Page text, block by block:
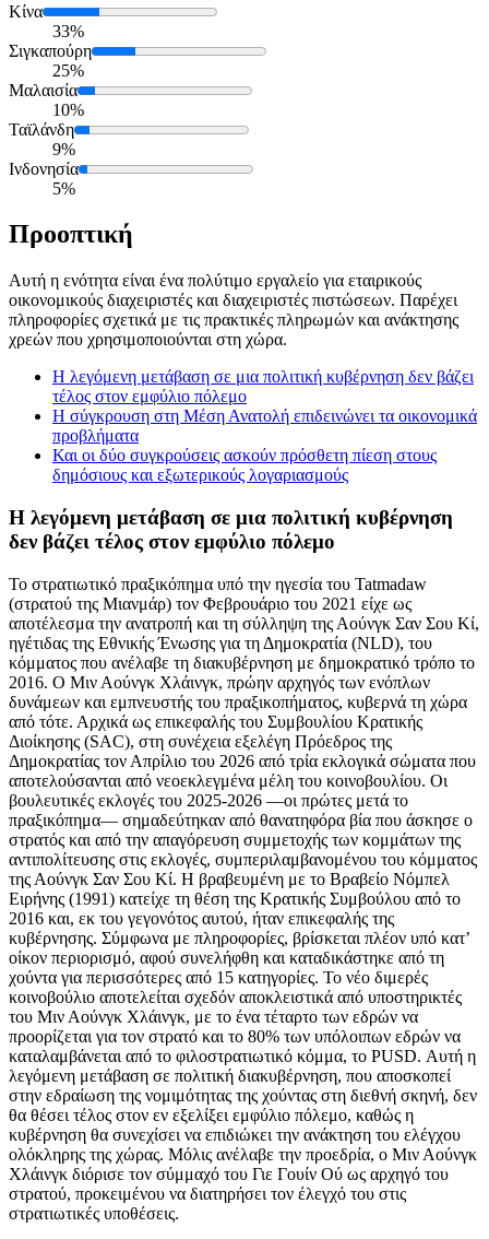
Κίνα
33%
Σιγκαπούρη
25%
Μαλαισία
10%
Ταϊλάνδη
9%
Ινδονησία
5%
Προοπτική
Αυτή η ενότητα είναι ένα πολύτιμο εργαλείο για εταιρικούς
οικονομικούς διαχειριστές και διαχειριστές πιστώσεων. Παρέχει
πληροφορίες σχετικά με τις πρακτικές πληρωμών και ανάκτησης
χρεών που χρησιμοποιούνται στη χώρα.
Η λεγόμενη μετάβαση σε μια πολιτική κυβέρνηση δεν βάζει
τέλος στον εμφύλιο πόλεμο
Η σύγκρουση στη Μέση Ανατολή επιδεινώνει τα οικονομικά
προβλήματα
Και οι δύο συγκρούσεις ασκούν πρόσθετη πίεση στους
δημόσιους και εξωτερικούς λογαριασμούς
Η λεγόμενη μετάβαση σε μια πολιτική κυβέρνηση
δεν βάζει τέλος στον εμφύλιο πόλεμο
Το στρατιωτικό πραξικόπημα υπό την ηγεσία του Tatmadaw
(στρατού της Μιανμάρ) τον Φεβρουάριο του 2021 είχε ως
αποτέλεσμα την ανατροπή και τη σύλληψη της Αούνγκ Σαν Σου Κί,
ηγέτιδας της Εθνικής Ένωσης για τη Δημοκρατία (NLD), του
κόμματος που ανέλαβε τη διακυβέρνηση με δημοκρατικό τρόπο το
2016. Ο Μιν Αούνγκ Χλάινγκ, πρώην αρχηγός των ενόπλων
δυνάμεων και εμπνευστής του πραξικοπήματος, κυβερνά τη χώρα
από τότε. Αρχικά ως επικεφαλής του Συμβουλίου Κρατικής
Διοίκησης (SAC), στη συνέχεια εξελέγη Πρόεδρος της
Δημοκρατίας τον Απρίλιο του 2026 από τρία εκλογικά σώματα που
αποτελούσανται από νεοεκλεγμένα μέλη του κοινοβουλίου. Οι
βουλευτικές εκλογές του 2025-2026 —οι πρώτες μετά το
πραξικόπημα— σημαδεύτηκαν από θανατηφόρα βία που άσκησε ο
στρατός και από την απαγόρευση συμμετοχής των κομμάτων της
αντιπολίτευσης στις εκλογές, συμπεριλαμβανομένου του κόμματος
της Αούνγκ Σαν Σου Κί. Η βραβευμένη με το Βραβείο Νόμπελ
Ειρήνης (1991) κατείχε τη θέση της Κρατικής Συμβούλου από το
2016 και, εκ του γεγονότος αυτού, ήταν επικεφαλής της
κυβέρνησης. Σύμφωνα με πληροφορίες, βρίσκεται πλέον υπό κατ’
οίκον περιορισμό, αφού συνελήφθη και καταδικάστηκε από τη
χούντα για περισσότερες από 15 κατηγορίες. Το νέο διμερές
κοινοβούλιο αποτελείται σχεδόν αποκλειστικά από υποστηρικτές
του Μιν Αούνγκ Χλάινγκ, με το ένα τέταρτο των εδρών να
προορίζεται για τον στρατό και το 80% των υπόλοιπων εδρών να
καταλαμβάνεται από το φιλοστρατιωτικό κόμμα, το PUSD. Αυτή η
λεγόμενη μετάβαση σε πολιτική διακυβέρνηση, που αποσκοπεί
στην εδραίωση της νομιμότητας της χούντας στη διεθνή σκηνή, δεν
θα θέσει τέλος στον εν εξελίξει εμφύλιο πόλεμο, καθώς η
κυβέρνηση θα συνεχίσει να επιδιώκει την ανάκτηση του ελέγχου
ολόκληρης της χώρας. Μόλις ανέλαβε την προεδρία, ο Μιν Αούνγκ
Χλάινγκ διόρισε τον σύμμαχό του Γιε Γουίν Ού ως αρχηγό του
στρατού, προκειμένου να διατηρήσει τον έλεγχό του στις
στρατιωτικές υποθέσεις.